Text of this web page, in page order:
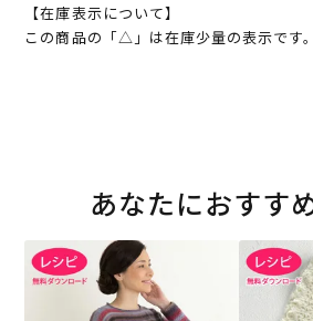
【在庫表示について】
この商品の「△」は在庫少量の表示です。
あなたにおすす